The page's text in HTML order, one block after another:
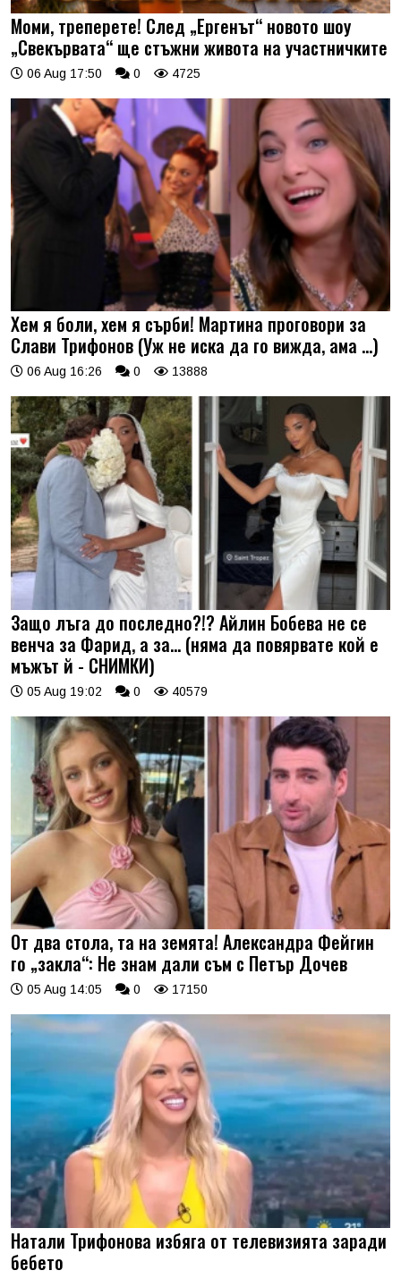
Моми, треперете! След „Ергенът“ новото шоу
„Свекървата“ ще стъжни живота на участничките
06 Aug 17:50 0 4725
Хем я боли, хем я сърби! Мартина проговори за
Слави Трифонов (Уж не иска да го вижда, ама …)
06 Aug 16:26 0 13888
Защо лъга до последно?!? Айлин Бобева не се
венча за Фарид, а за... (няма да повярвате кой е
мъжът й - СНИМКИ)
05 Aug 19:02 0 40579
От два стола, та на земята! Александра Фейгин
го „закла“: Не знам дали съм с Петър Дочев
05 Aug 14:05 0 17150
Натали Трифонова избяга от телевизията заради
бебето